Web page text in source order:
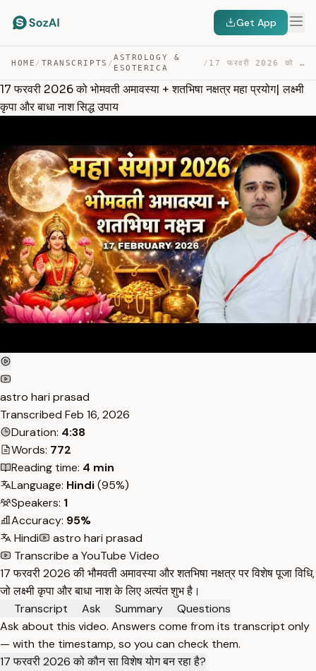
Get App
HOME / TRANSCRIPTS /
ASTROLOGY &
ESOTERICA
/ 17 फरवरी 2026 को भोमवती अमावस्या + शतभिषा नक्षत्र महा प… — TRANSCRIPT
17 फरवरी 2026 को भोमवती अमावस्या + शतभिषा नक्षत्र महा प्रयोग| लक्ष्मी
कृपा और बाधा नाश सिद्ध उपाय
astro hari prasad
Transcribed Feb 16, 2026
Duration: 4:38
Words: 772
Reading time: 4 min
Language: Hindi(95%)
Speakers: 1
Accuracy: 95%
Hindi
astro hari prasad
Transcribe a YouTube Video
17 फरवरी 2026 की भौमवती अमावस्या और शतभिषा नक्षत्र पर विशेष पूजा विधि,
जो लक्ष्मी कृपा और बाधा नाश के लिए अत्यंत शुभ है।
Transcript
Ask Summary
Questions
Ask about this video. Answers come from its transcript only
— with the timestamp, so you can check them.
17 फरवरी 2026 को कौन सा विशेष योग बन रहा है?